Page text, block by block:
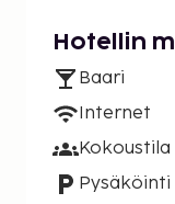
Hotellin
Baari
Internet
Kokoustila
Pysäköinti